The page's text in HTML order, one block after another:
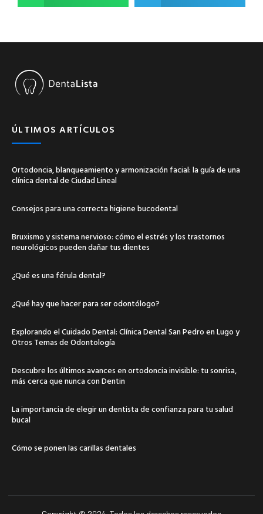
ÚLTIMOS ARTÍCULOS
Ortodoncia, blanqueamiento y armonización facial: la guía de una
clínica dental de Ciudad Lineal
Consejos para una correcta higiene bucodental
Bruxismo y sistema nervioso: cómo el estrés y los trastornos
neurológicos pueden dañar tus dientes
¿Qué es una férula dental?
¿Qué hay que hacer para ser odontólogo?
Explorando el Cuidado Dental: Clínica Dental San Pedro en Lugo y
Otros Temas de Odontología
Descubre los últimos avances en ortodoncia invisible: tu sonrisa,
más cerca que nunca con Dentin
La importancia de elegir un dentista de confianza para tu salud
bucal
Cómo se ponen las carillas dentales